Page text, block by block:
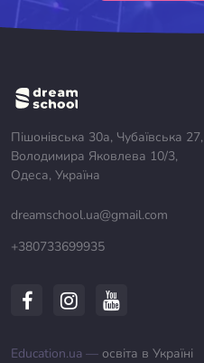
Пішонівська 30а, Чубаївська 27,
Володимира Яковлева 10/3,
Одеса, Україна
dreamschool.ua@gmail.com
+380733699935
Education.ua — освіта в Україні